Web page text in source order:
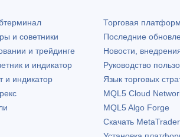
и советники
и трейдинге
и индикатор
и индикатор
Торговая
Последние
Новости,
Руководство
Язык торговых
MQL5 Cloud
MQL5 Algo Forge
Скачать